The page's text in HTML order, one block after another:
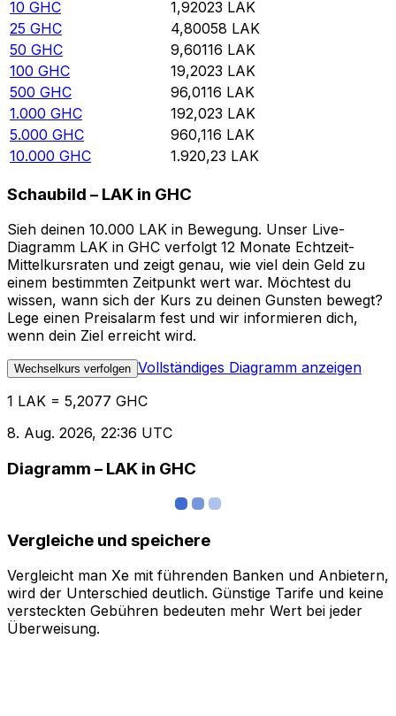
10 GHC 1,92023 LAK
25 GHC 4,80058 LAK
50 GHC 9,60116 LAK
100 GHC 19,2023 LAK
500 GHC 96,0116 LAK
1.000 GHC 192,023 LAK
5.000 GHC 960,116 LAK
10.000 GHC 1.920,23 LAK
Schaubild – LAK in GHC
Sieh deinen 10.000 LAK in Bewegung. Unser Live-
Diagramm LAK in GHC verfolgt 12 Monate Echtzeit-
Mittelkursraten und zeigt genau, wie viel dein Geld zu
einem bestimmten Zeitpunkt wert war. Möchtest du
wissen, wann sich der Kurs zu deinen Gunsten bewegt?
Lege einen Preisalarm fest und wir informieren dich,
wenn dein Ziel erreicht wird.
Wechselkurs verfolgen Vollständiges Diagramm anzeigen
1 LAK = 5,2077 GHC
8. Aug. 2026, 22:36 UTC
Diagramm – LAK in GHC
Vergleiche und speichere
Vergleicht man Xe mit führenden Banken und Anbietern,
wird der Unterschied deutlich. Günstige Tarife und keine
versteckten Gebühren bedeuten mehr Wert bei jeder
Überweisung.